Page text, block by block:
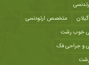
متخصص ارتودنسی
خوب رشت
و جراحی فک